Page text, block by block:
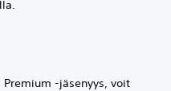
Premium -jäsenyys, voit